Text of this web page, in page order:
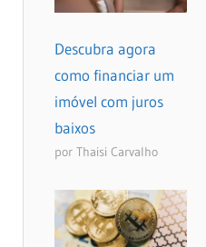
Descubra agora
como financiar um
imóvel com juros
baixos
por Thaisi Carvalho